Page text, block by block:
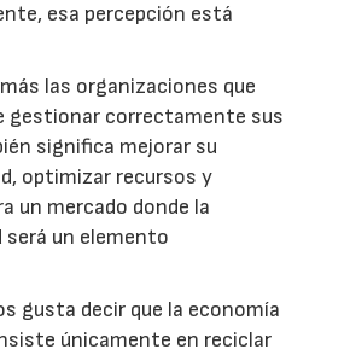
esa percepción está
las organizaciones que
gestionar correctamente sus
significa mejorar su
optimizar recursos y
un mercado donde la
un elemento
gusta decir que la economía
únicamente en reciclar